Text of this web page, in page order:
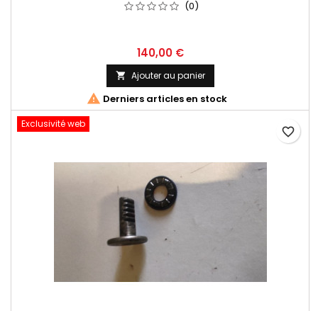
(0)
140,00 €
 Ajouter au panier
 Derniers articles en stock
Exclusivité web
favorite_border